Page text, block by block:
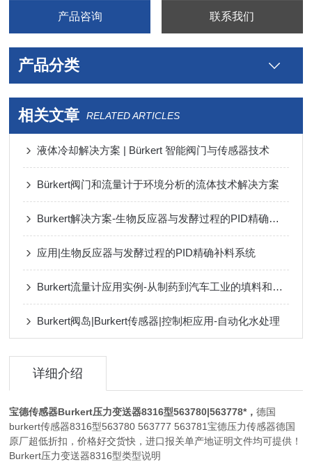
产品咨询 联系我们
产品分类
相关文章 RELATED ARTICLES
液体冷却解决方案 | Bürkert 智能阀门与传感器技术
Bürkert阀门和流量计于环境分析的流体技术解决方案
Burkert解决方案-生物反应器与发酵过程的PID精确补料系统应用
应用|生物反应器与发酵过程的PID精确补料系统
Burkert流量计应用实例-从制药到汽车工业的填料和分析
Burkert阀岛|Burkert传感器|控制柜应用-自动化水处理
详细介绍
宝德传感器Burkert压力变送器8316型563780|563778*，德国
burkert传感器8316型563780 563777 563781宝德压力传感器德国
原厂超低折扣，价格好交货快，进口报关单产地证明文件均可提供！
Burkert压力变送器8316型类型说明